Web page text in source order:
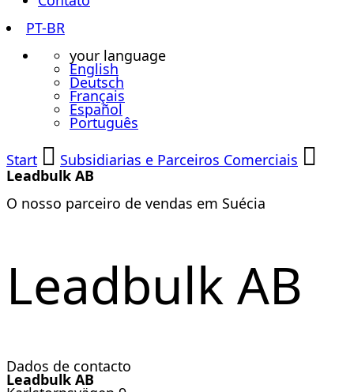
PT-BR
your language
English
Deutsch
Français
Español
Português
Start
Subsidiarias e Parceiros Comerciais
Leadbulk AB
O nosso parceiro de vendas em Suécia
Leadbulk AB
Dados de contacto
Leadbulk AB